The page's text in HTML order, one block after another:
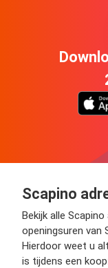
Scapino
Bekijk alle
openingsuren van
Hierdoor weet u
is tijdens een